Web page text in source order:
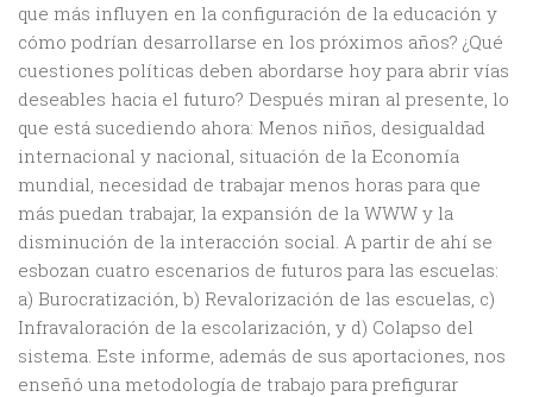
que más influyen en la configuración de la educación y
cómo podrían desarrollarse en los próximos años? ¿Qué
cuestiones políticas deben abordarse hoy para abrir vías
deseables hacia el futuro? Después miran al presente, lo
que está sucediendo ahora: Menos niños, desigualdad
internacional y nacional, situación de la Economía
mundial, necesidad de trabajar menos horas para que
más puedan trabajar, la expansión de la WWW y la
disminución de la interacción social. A partir de ahí se
esbozan cuatro escenarios de futuros para las escuelas:
a) Burocratización, b) Revalorización de las escuelas, c)
Infravaloración de la escolarización, y d) Colapso del
sistema. Este informe, además de sus aportaciones, nos
enseñó una metodología de trabajo para prefigurar